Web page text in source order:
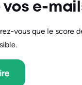
e-
vous que le score